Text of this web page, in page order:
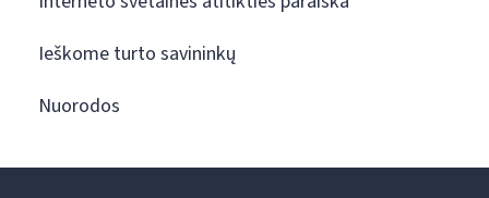
Ieškome turto savininkų
Nuorodos